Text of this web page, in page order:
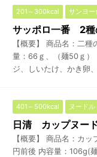
201～300kcal サンヨー
サッポロ一番 2種
【概要】 商品名：二
量：66ｇ、（麺50ｇ）
ジ、しいたけ、かき卵
401～500kcal ヌードル
日清 カップヌー
【概要】 商品名：カ
円前後 内容量：106g(